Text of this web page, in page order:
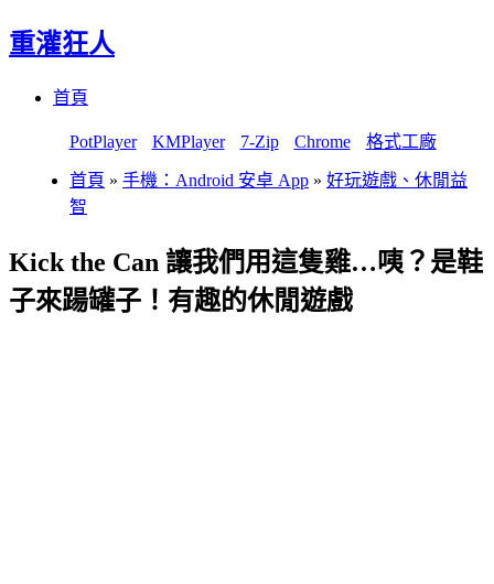
重灌狂人
首頁
PotPlayer KMPlayer 7-Zip Chrome 格式工廠
首頁 » 手機：Android 安卓 App » 好玩遊戲、休閒益
智
Kick the Can 讓我們用這隻雞…咦？是鞋
子來踼罐子！有趣的休閒遊戲